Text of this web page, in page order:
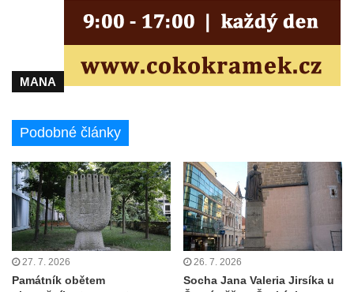
Hrob Waltera Hilleho na hřbitově ve Vlčí
Kenotaf Oskara Ringelhana na hřbitově v
Benešově nad Ploučnicí
Benešově nad Ploučnicí
nad Ploučnicí
Hrob Theodora Sommera na hřbitově v
Benešově nad Ploučnicí
Hrob Wendelina Janiche na hřbitově v
Benešově nad Ploučnicí
Hrob Christodoulona Panayiotise na
MANA
Podobné články
27. 7. 2026
Památník obětem
26. 7. 2026
Socha Jana Valeria Jirsíka u